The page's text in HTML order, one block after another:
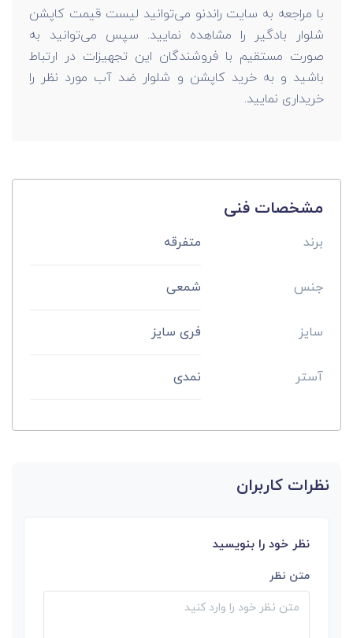
با مراجعه به سایت راندنو می‌توانید لیست قیمت کاپشن
شلوار بادگیر را مشاهده نمایید. سپس می‌توانید به
صورت مستقیم با فروشندگان این تجهیزات در ارتباط
باشید و به خرید کاپشن و شلوار ضد آب مورد نظر را
خریداری نمایید.
مشخصات فنی
برند متفرقه
جنس شمعی
سایز فری سایز
آستر نمدی
نظرات کاربران
نظر خود را بنویسید
متن نظر